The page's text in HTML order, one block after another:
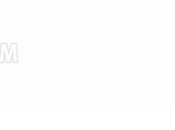
est une